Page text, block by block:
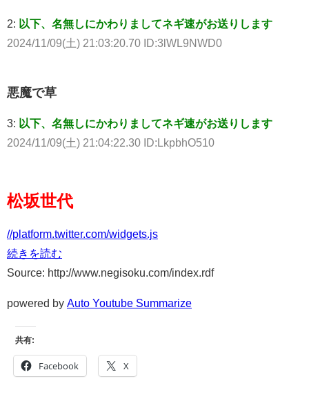
2: 以下、名無しにかわりましてネギ速がお送りします
2024/11/09(土) 21:03:20.70 ID:3lWL9NWD0
悪魔で草
3: 以下、名無しにかわりましてネギ速がお送りします
2024/11/09(土) 21:04:22.30 ID:LkpbhO510
松坂世代
//platform.twitter.com/widgets.js
続きを読む
Source: http://www.negisoku.com/index.rdf
powered by Auto Youtube Summarize
共有:
Facebook X